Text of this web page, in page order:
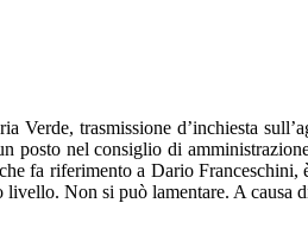
trasmissione d’inchiesta
posto nel consiglio di
fa riferimento a Dario
Non si può lamentare. A causa